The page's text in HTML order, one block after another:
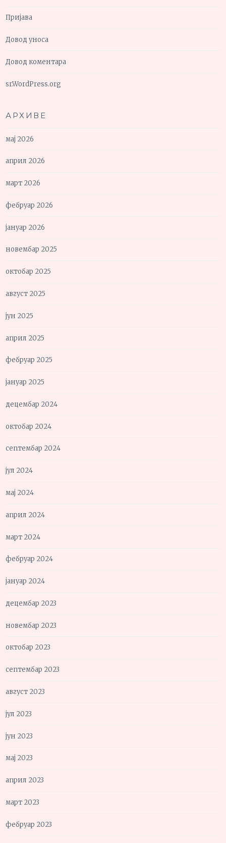
Пријава
Довод уноса
Довод коментара
sr.WordPress.org
АРХИВЕ
мај 2026
април 2026
март 2026
фебруар 2026
јануар 2026
новембар 2025
октобар 2025
август 2025
јун 2025
април 2025
фебруар 2025
јануар 2025
децембар 2024
октобар 2024
септембар 2024
јул 2024
мај 2024
април 2024
март 2024
фебруар 2024
јануар 2024
децембар 2023
новембар 2023
октобар 2023
септембар 2023
август 2023
јул 2023
јун 2023
мај 2023
април 2023
март 2023
фебруар 2023